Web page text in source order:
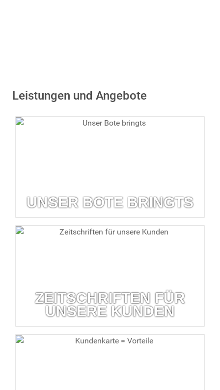
Leistungen und Angebote
UNSER BOTE BRINGTS
Unser Bote bringts
ZEITSCHRIFTEN FÜR
UNSERE KUNDEN
Zeitschriften für unsere Kunden